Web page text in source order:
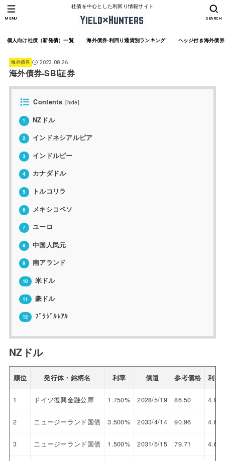
社債を中心とした利回り情報サイト
個人向け社債（新発債）一覧 海外債券-利回り通貨別ランキング ヘッジ付き海外債
SEARCH
MENU
海外債券 2023.08.26
海外債券-SBI証券
Contents [hide]
1 NZドル
2 インドネシアルピア
3 インドルピー
4 カナダドル
5 トルコリラ
6 メキシコペソ
7 ユーロ
8 中国人民元
9 南アランド
10 米ドル
11 豪ドル
12 ﾌﾞﾗｼﾞﾙﾚｱﾙ
NZドル
順位 発行体・銘柄名 利率 償還 参考価格 利回
1 ドイツ復興金融公庫 1.750% 2028/5/19 86.50 4.995
2 ニュージーランド国債 3.500% 2033/4/14 90.96 4.676
3 ニュージーランド国債 1.500% 2031/5/15 79.71 4.663